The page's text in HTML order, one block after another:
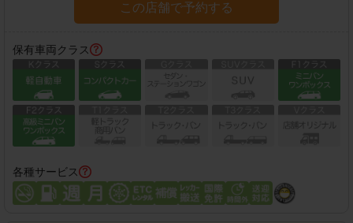
この店舗で予約する
保有車両クラス
各種サービス